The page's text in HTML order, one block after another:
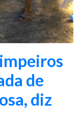
de
diz